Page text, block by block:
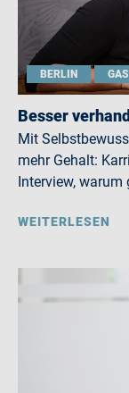
BERLIN
Besser
Mit
mehr Gehalt:
Interview, warum
WEITERLESEN